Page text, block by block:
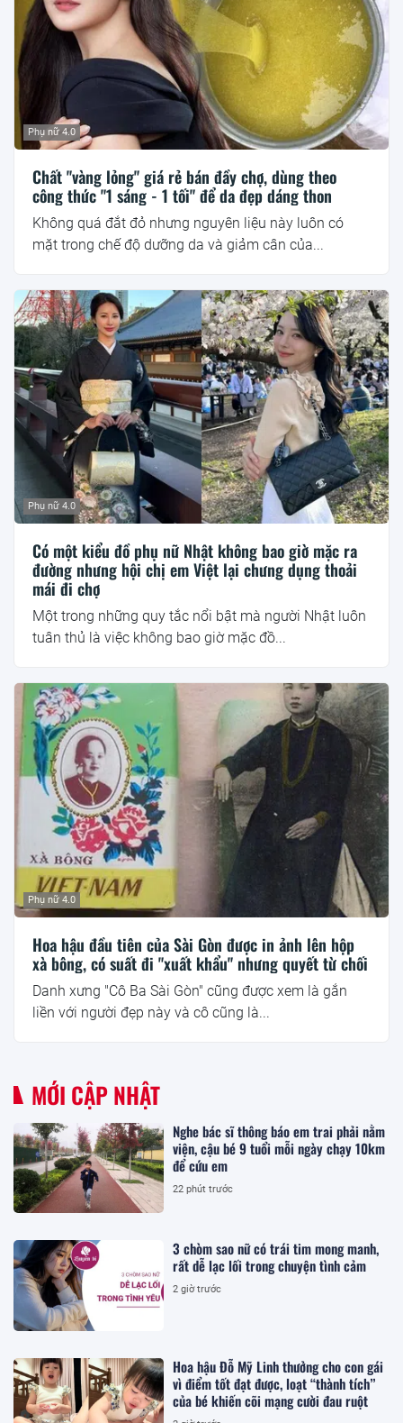
Phụ nữ 4.0
Chất "vàng lỏng" giá rẻ bán đầy chợ, dùng theo
công thức "1 sáng - 1 tối" để da đẹp dáng thon
Không quá đắt đỏ nhưng nguyên liệu này luôn có
mặt trong chế độ dưỡng da và giảm cân của...
Phụ nữ 4.0
Có một kiểu đồ phụ nữ Nhật không bao giờ mặc ra
đường nhưng hội chị em Việt lại chưng dụng thoải
mái đi chợ
Một trong những quy tắc nổi bật mà người Nhật luôn
tuân thủ là việc không bao giờ mặc đồ...
Phụ nữ 4.0
Hoa hậu đầu tiên của Sài Gòn được in ảnh lên hộp
xà bông, có suất đi "xuất khẩu" nhưng quyết từ chối
Danh xưng "Cô Ba Sài Gòn" cũng được xem là gắn
liền với người đẹp này và cô cũng là...
MỚI CẬP NHẬT
Nghe bác sĩ thông báo em trai phải nằm
viện, cậu bé 9 tuổi mỗi ngày chạy 10km
để cứu em
22 phút trước
3 chòm sao nữ có trái tim mong manh,
rất dễ lạc lối trong chuyện tình cảm
2 giờ trước
Hoa hậu Đỗ Mỹ Linh thưởng cho con gái
vì điểm tốt đạt được, loạt “thành tích”
của bé khiến cõi mạng cười đau ruột